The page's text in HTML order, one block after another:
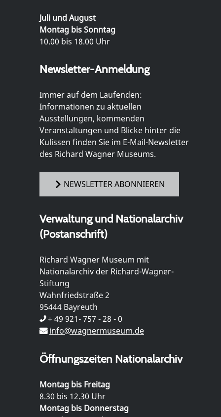
Juli und August
Montag bis Sonntag
10.00 bis 18.00 Uhr
Newsletter-Anmeldung
Immer auf dem Laufenden:
Informationen zu aktuellen
Ausstellungen, kommenden
Veranstaltungen und Blicke hinter die
Kulissen finden Sie im E-Mail-Newsletter
des Richard Wagner Museums.
NEWSLETTER ABONNIEREN
Verwaltung und Nationalarchiv
(Postanschrift)
Richard Wagner Museum mit
Nationalarchiv der Richard-Wagner-
Stiftung
Wahnfriedstraße 2
95444 Bayreuth
+ 49 921- 757 - 28 - 0
info@wagnermuseum.de
Öffnungszeiten Nationalarchiv
Montag bis Freitag
8.30 bis 12.30 Uhr
Montag bis Donnerstag